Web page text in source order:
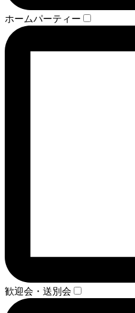
ホームパーティー
歓迎会・送別会